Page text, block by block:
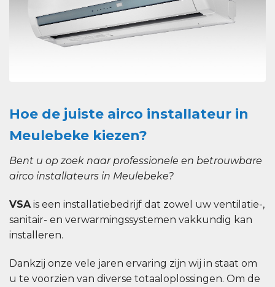
Hoe de juiste airco installateur in
Meulebeke kiezen?
Bent u op zoek naar professionele en betrouwbare
airco installateurs in Meulebeke?
VSAis een installatiebedrijf dat zowel uw ventilatie-,
sanitair- en verwarmingssystemen vakkundig kan
installeren.
Dankzij onze vele jaren ervaring zijn wij in staat om
u te voorzien van diverse totaaloplossingen. Om de